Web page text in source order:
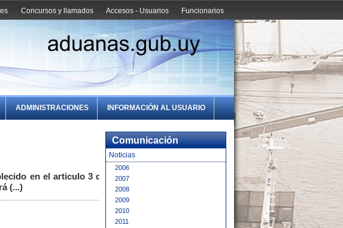
Funcionarios
Accesos - Usuarios
Concursos y llamados
ADMINISTRACIONES INFORMACIÓN AL USUARIO
en el articulo 3 del
(...)
Comunicación
Noticias
2006
2007
2008
2009
2010
2011